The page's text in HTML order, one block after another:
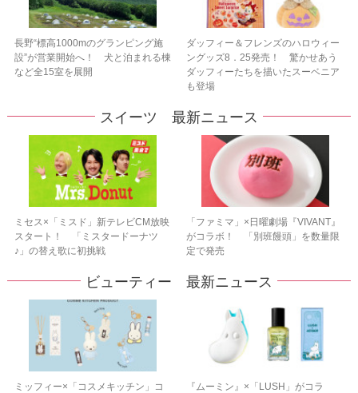
長野“標高1000mのグランピング施
設”が営業開始へ！ 犬と泊まれる棟
など全15室を展開
ダッフィー＆フレンズのハロウィー
ングッズ8．25発売！ 驚かせあう
ダッフィーたちを描いたスーベニア
も登場
スイーツ 最新ニュース
ミセス×「ミスド」新テレビCM放映
スタート！ 「ミスタードーナツ
♪」の替え歌に初挑戦
「ファミマ」×日曜劇場『VIVANT』
がコラボ！ 「別班饅頭」を数量限
定で発売
ビューティー 最新ニュース
ミッフィー×「コスメキッチン」コ
『ムーミン』×「LUSH」がコラ